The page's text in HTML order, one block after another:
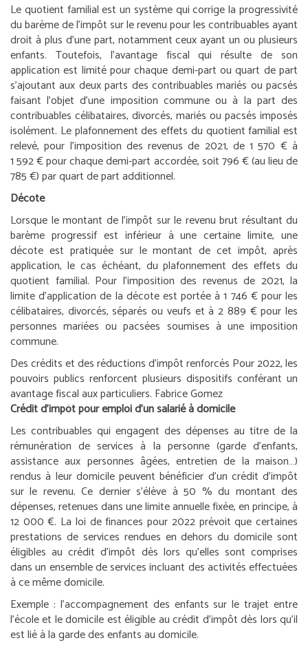
Le quotient familial est un système qui corrige la progressivité
du barème de l’impôt sur le revenu pour les contribuables ayant
droit à plus d’une part, notamment ceux ayant un ou plusieurs
enfants. Toutefois, l’avantage fiscal qui résulte de son
application est limité pour chaque demi-part ou quart de part
s’ajoutant aux deux parts des contribuables mariés ou pacsés
faisant l’objet d’une imposition commune ou à la part des
contribuables célibataires, divorcés, mariés ou pacsés imposés
isolément. Le plafonnement des effets du quotient familial est
relevé, pour l’imposition des revenus de 2021, de 1 570 € à
1 592 € pour chaque demi-part accordée, soit 796 € (au lieu de
785 €) par quart de part additionnel.
Décote
Lorsque le montant de l’impôt sur le revenu brut résultant du
barème progressif est inférieur à une certaine limite, une
décote est pratiquée sur le montant de cet impôt, après
application, le cas échéant, du plafonnement des effets du
quotient familial. Pour l’imposition des revenus de 2021, la
limite d’application de la décote est portée à 1 746 € pour les
célibataires, divorcés, séparés ou veufs et à 2 889 € pour les
personnes mariées ou pacsées soumises à une imposition
commune.
Des crédits et des réductions d’impôt renforcés Pour 2022, les
pouvoirs publics renforcent plusieurs dispositifs conférant un
avantage fiscal aux particuliers. Fabrice Gomez
Crédit d’impôt pour emploi d’un salarié à domicile
Les contribuables qui engagent des dépenses au titre de la
rémunération de services à la personne (garde d’enfants,
assistance aux personnes âgées, entretien de la maison…)
rendus à leur domicile peuvent bénéficier d’un crédit d’impôt
sur le revenu. Ce dernier s’élève à 50 % du montant des
dépenses, retenues dans une limite annuelle fixée, en principe, à
12 000 €. La loi de finances pour 2022 prévoit que certaines
prestations de services rendues en dehors du domicile sont
éligibles au crédit d’impôt dès lors qu’elles sont comprises
dans un ensemble de services incluant des activités effectuées
à ce même domicile.
Exemple : l’accompagnement des enfants sur le trajet entre
l’école et le domicile est éligible au crédit d’impôt dès lors qu’il
est lié à la garde des enfants au domicile.